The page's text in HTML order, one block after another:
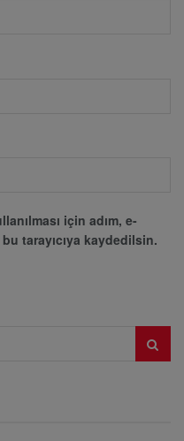
için adım, e-
tarayıcıya kaydedilsin.